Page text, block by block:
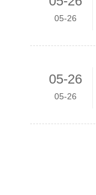
05-26
05-26
05-26